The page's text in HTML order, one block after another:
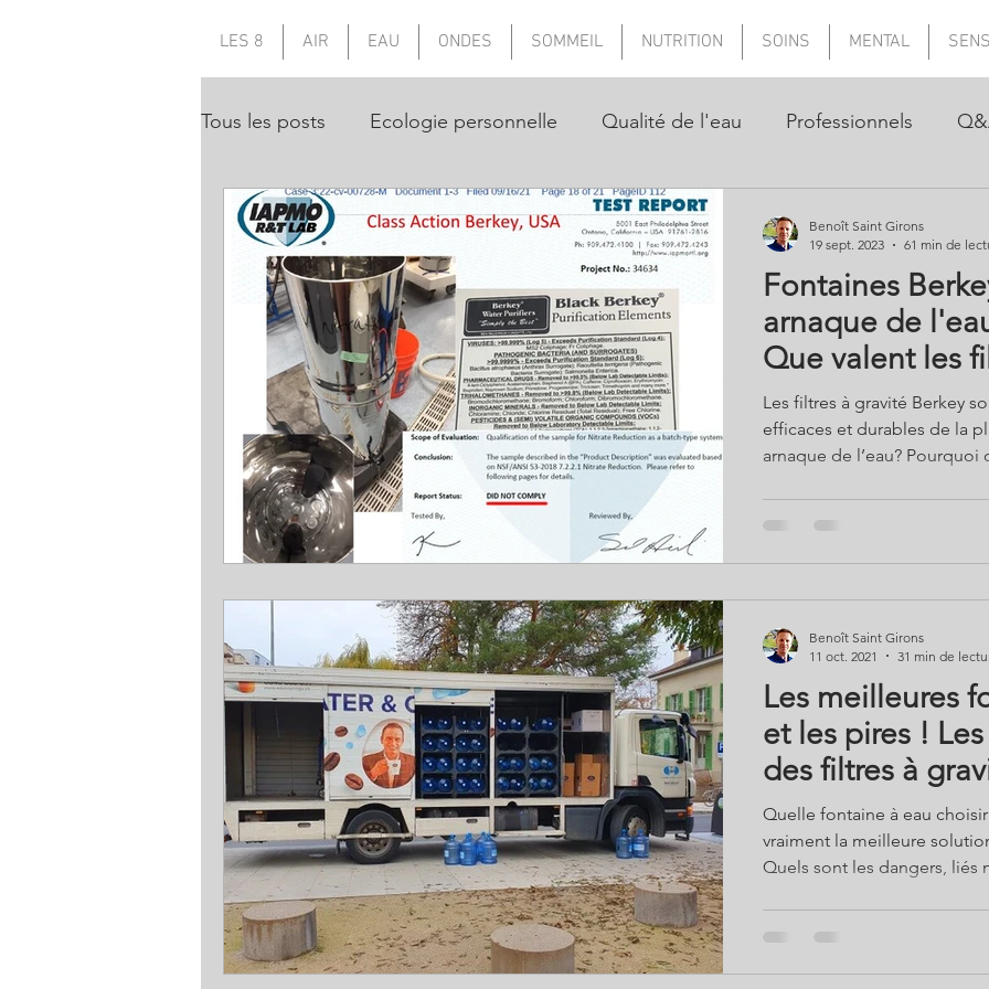
LES 8 AIR EAU ONDES SOMMEIL NUTRITION SOINS MENTAL SENS
Tous les posts Ecologie personnelle Qualité de l'eau Professionnels
Fontaines
arnaque de
Que valent les
les tests ?
Les filtres à gravité Berkey
efficaces et durables de la
arnaque de l’eau? Pourquoi cette marque est-elle dans la
fiables? La technologie est-
Benoît Saint Girons
19 sept. 2023
61 min de
Les meilleures
et les pires !
des filtres à
réservoirs et
Quelle fontaine à eau
vraiment la meilleure
Quels sont les dangers, liés
le plaisir de boire, sans
Benoît Saint Girons
11 oct. 2021
31 min de